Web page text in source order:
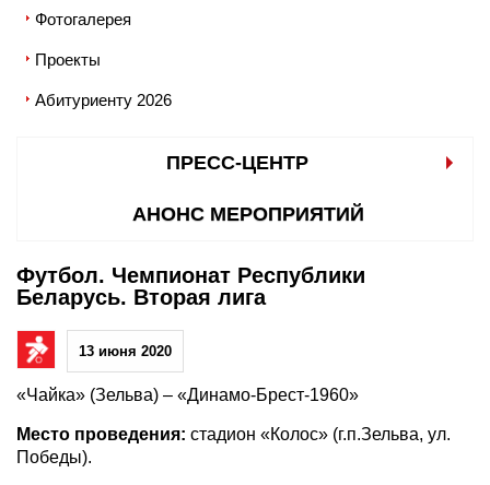
Фотогалерея
Проекты
Абитуриенту 2026
ПРЕСС-ЦЕНТР
АНОНС МЕРОПРИЯТИЙ
Футбол. Чемпионат Республики
Беларусь. Вторая лига
13 июня 2020
«Чайка» (Зельва) – «Динамо-Брест-1960»
Место проведения: стадион «Колос» (г.п.Зельва, ул.
Победы).